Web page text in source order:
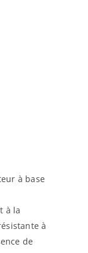
à base
à la
à
de